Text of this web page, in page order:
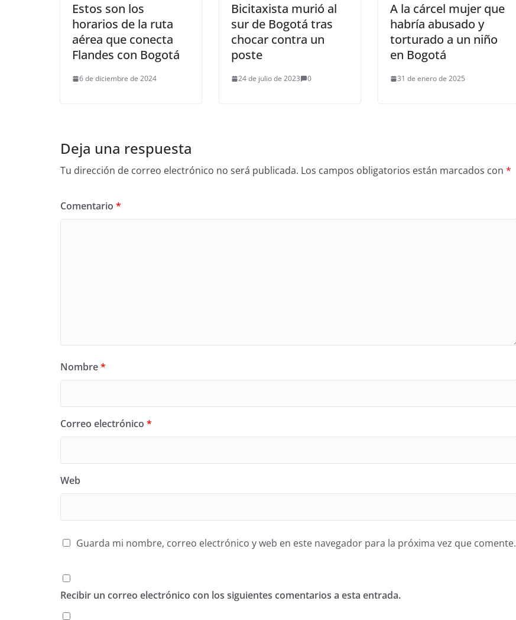
Estos son los
horarios de la ruta
aérea que conecta
Flandes con Bogotá
6 de diciembre de 2024
Bicitaxista murió al
sur de Bogotá tras
chocar contra un
poste
24 de julio de 2023 0
A la cárcel mujer que
habría abusado y
torturado a un niño
en Bogotá
31 de enero de 2025
Deja una respuesta
Tu dirección de correo electrónico no será publicada. Los campos obligatorios están marcados con *
Comentario *
Nombre*
Correo electrónico *
Web
Guarda mi nombre, correo electrónico y web en este navegador para la próxima vez que comente.
Recibir un correo electrónico con los siguientes comentarios a esta entrada.